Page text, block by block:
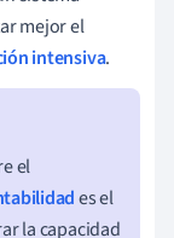
mejor el
intensiva.
el
es el
la capacidad